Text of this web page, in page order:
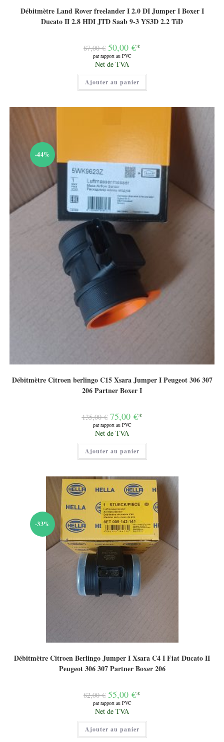
Débitmètre Land Rover freelander I 2.0 DI Jumper I Boxer I
Ducato II 2.8 HDI JTD Saab 9-3 YS3D 2.2 TiD
87,00€ Le
prix
initial
était :
87,00 €.
50,00 €*
par rapport au PVC
Le
prix
actuel
est :
50,00 €.
Net de TVA
Ajouter au panier
-44%
Débitmètre Citroen berlingo C15 Xsara Jumper I Peugeot 306 307
206 Partner Boxer I
135,00€ Le
prix
initial
était :
135,00 €.
75,00 €*
par rapport au PVC
Le
prix
actuel
est :
75,00 €.
Net de TVA
Ajouter au panier
-33%
Débitmètre Citroen Berlingo Jumper I Xsara C4 I Fiat Ducato II
Peugeot 306 307 Partner Boxer 206
82,00€ Le
prix
initial
était :
82,00 €.
55,00 €*
par rapport au PVC
Le
prix
actuel
est :
55,00 €.
Net de TVA
Ajouter au panier